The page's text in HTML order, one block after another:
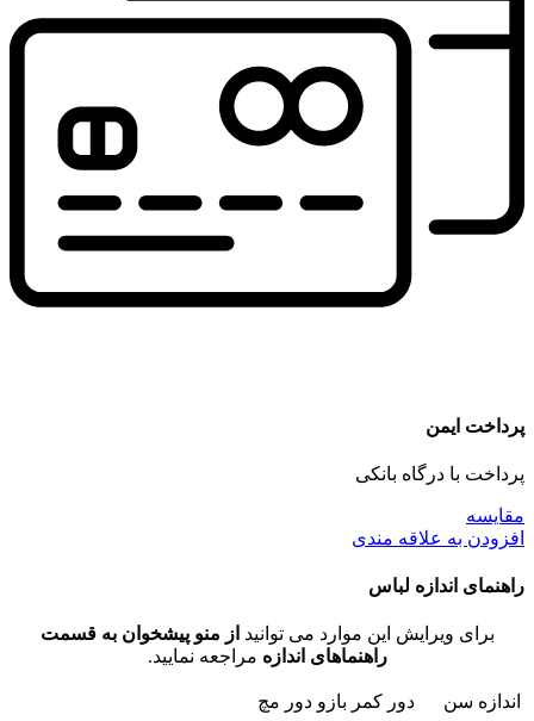
پرداخت ایمن
پرداخت با درگاه بانکی
مقايسه
افزودن به علاقه مندی
راهنمای اندازه لباس
برای ویرایش این موارد می توانید از منو پیشخوان به قسمت
راهنماهای اندازه مراجعه نمایید.
اندازه سن دور کمر بازو دور مچ